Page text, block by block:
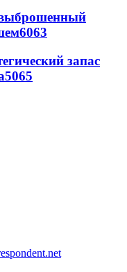
6063
запас
5065